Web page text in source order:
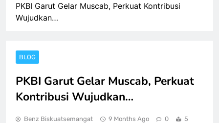
‎PKBI Garut Gelar Muscab, Perkuat Kontribusi
Wujudkan…
BLOG
‎PKBI Garut Gelar Muscab, Perkuat
Kontribusi Wujudkan…
Benz Biskuatsemangat 9 Months Ago 0
5